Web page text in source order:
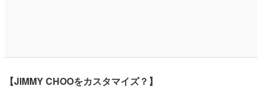
【JIMMY CHOOをカスタマイズ？】